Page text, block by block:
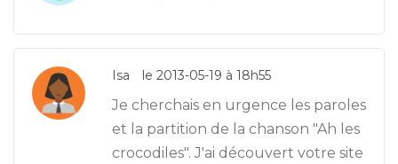
Isa le 2013-05-19 à 18h55
Je cherchais en urgence les paroles
et la partition de la chanson "Ah les
crocodiles". J'ai découvert votre site